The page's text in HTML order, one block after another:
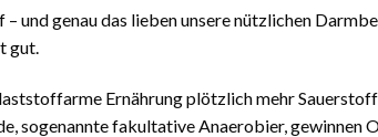
genau das lieben unsere nützlichen
gut.
Ernährung plötzlich mehr
sogenannte fakultative Anaerobier, gewinnen